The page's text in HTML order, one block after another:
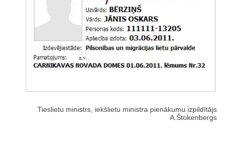
Tieslietu ministrs, iekšlietu ministra pienākumu izpildītājs
A.Štokenbergs